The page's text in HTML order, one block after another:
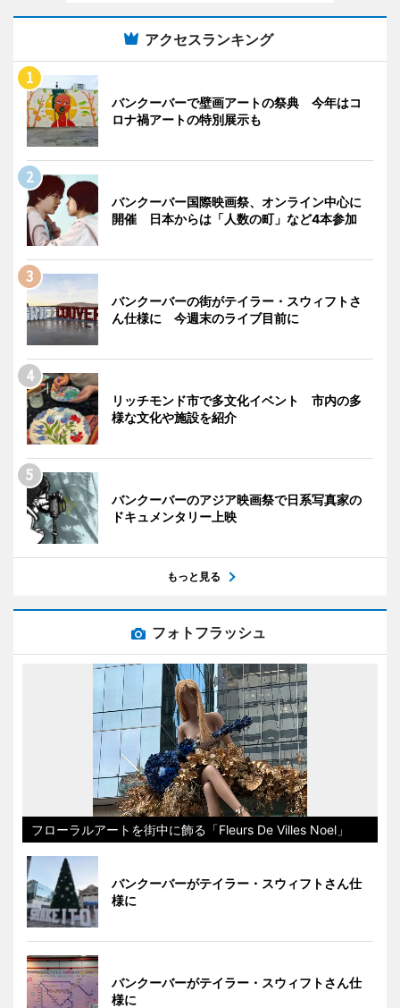
アクセスランキング
バンクーバーで壁画アートの祭典 今年はコ
ロナ禍アートの特別展示も
バンクーバー国際映画祭、オンライン中心に
開催 日本からは「人数の町」など4本参加
バンクーバーの街がテイラー・スウィフトさ
ん仕様に 今週末のライブ目前に
リッチモンド市で多文化イベント 市内の多
様な文化や施設を紹介
バンクーバーのアジア映画祭で日系写真家の
ドキュメンタリー上映
もっと見る
フォトフラッシュ
フローラルアートを街中に飾る「Fleurs De Villes Noel」
バンクーバーがテイラー・スウィフトさん仕
様に
バンクーバーがテイラー・スウィフトさん仕
様に